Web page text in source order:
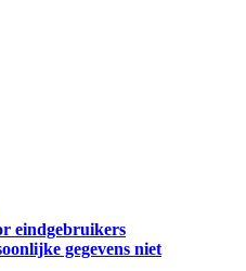
eindgebruikers
gegevens niet